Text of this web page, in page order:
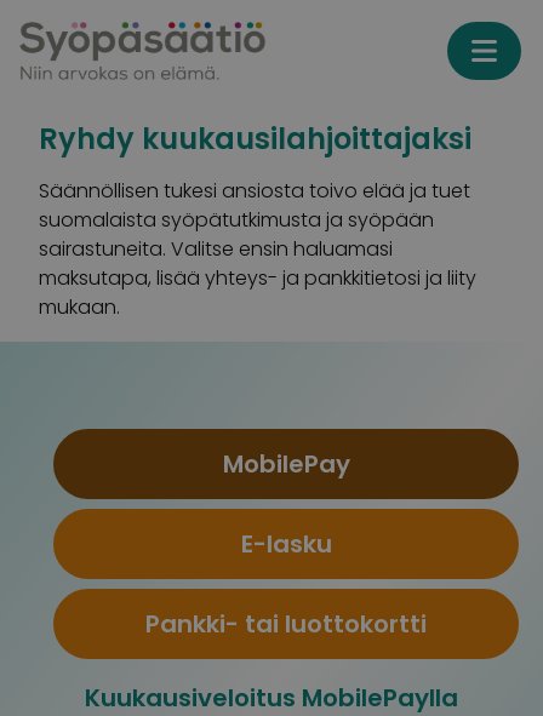
Ryhdy kuukausilahjoittajaksi
Säännöllisen tukesi ansiosta toivo elää ja tuet
suomalaista syöpätutkimusta ja syöpään
sairastuneita. Valitse ensin haluamasi
maksutapa, lisää yhteys- ja pankkitietosi ja liity
mukaan.
MobilePay
E-lasku
Pankki- tai luottokortti
Kuukausiveloitus MobilePaylla